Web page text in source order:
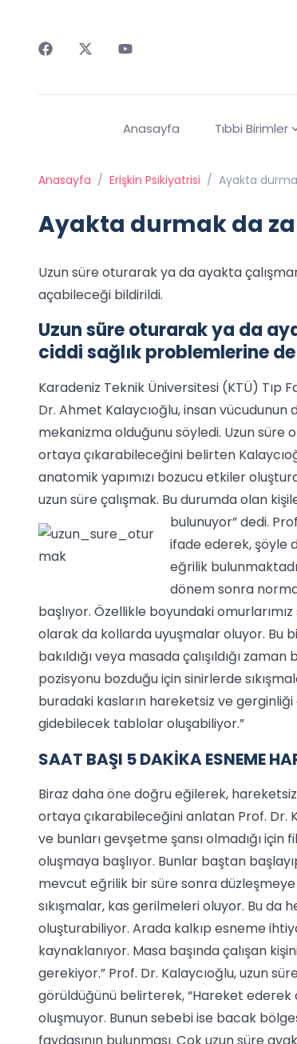
Anasayfa Tıbbi Birimler
Anasayfa / Erişkin Psikiyatrisi / Ayakta
Ayakta durmak da
Uzun süre oturarak ya da ayakta
açabileceği bildirildi.
Uzun süre oturarak ya da
ciddi sağlık problemlerine
Karadeniz Teknik Üniversitesi (KTÜ) Tıp
Dr. Ahmet Kalaycıoğlu, insan
mekanizma olduğunu söyledi. Uzun süre
ortaya çıkarabileceğini belirten
anatomik yapımızı bozucu etkiler
uzun süre çalışmak. Bu durumda olan
bulunuyor” dedi.
ifade ederek, şöyle
eğrilik
dönem sonra
başlıyor. Özellikle boyundaki omurlarımız
olarak da kollarda uyuşmalar oluyor. Bu
bakıldığı veya masada çalışıldığı
pozisyonu bozduğu için sinirlerde
buradaki kasların hareketsiz ve
gidebilecek tablolar oluşabiliyor.”
SAAT BAŞI 5 DAKİKA ESNEME
Biraz daha öne doğru eğilerek,
ortaya çıkarabileceğini anlatan Prof. Dr.
ve bunları gevşetme şansı olmadığı
oluşmaya başlıyor. Bunlar baştan
mevcut eğrilik bir süre sonra düzleşmeye
sıkışmalar, kas gerilmeleri oluyor. Bu da
oluşturabiliyor. Arada kalkıp esneme
kaynaklanıyor. Masa başında çalışan
gerekiyor.” Prof. Dr. Kalaycıoğlu, uzun
görüldüğünü belirterek, “Hareket
oluşmuyor. Bunun sebebi ise bacak